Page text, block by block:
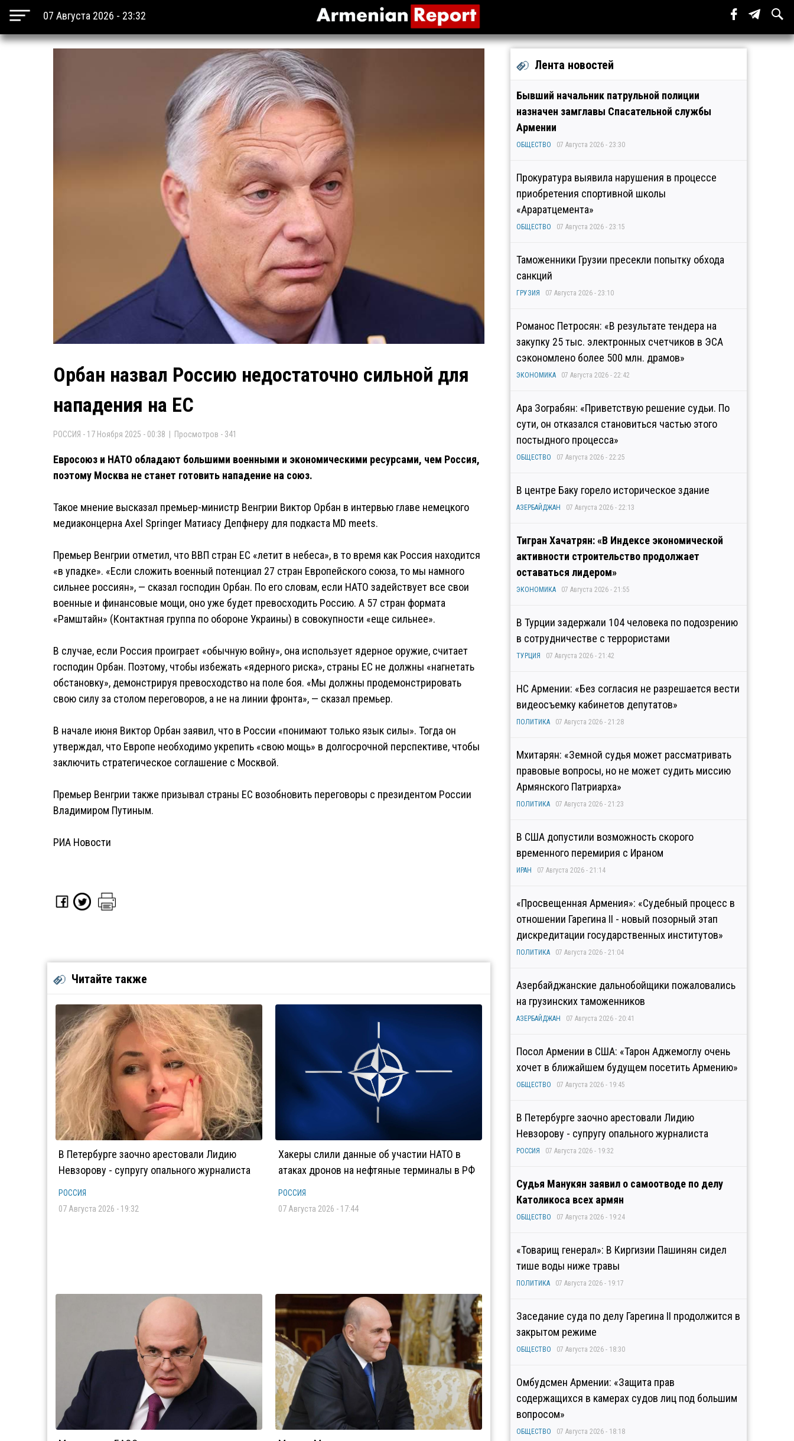
07 Августа 2026 - 23:32
Орбан назвал Россию недостаточно сильной для
нападения на ЕС
РОССИЯ - 17 Ноября 2025 - 00:38 | Просмотров - 341
Евросоюз и НАТО обладают большими военными и экономическими ресурсами, чем Россия,
поэтому Москва не станет готовить нападение на союз.
Такое мнение высказал премьер-министр Венгрии Виктор Орбан в интервью главе немецкого
медиаконцерна Axel Springer Матиасу Депфнеру для подкаста MD meets.
Премьер Венгрии отметил, что ВВП стран ЕС «летит в небеса», в то время как Россия находится
«в упадке». «Если сложить военный потенциал 27 стран Европейского союза, то мы намного
сильнее россиян», — сказал господин Орбан. По его словам, если НАТО задействует все свои
военные и финансовые мощи, оно уже будет превосходить Россию. А 57 стран формата
«Рамштайн» (Контактная группа по обороне Украины) в совокупности «еще сильнее».
В случае, если Россия проиграет «обычную войну», она использует ядерное оружие, считает
господин Орбан. Поэтому, чтобы избежать «ядерного риска», страны ЕС не должны «нагнетать
обстановку», демонстрируя превосходство на поле боя. «Мы должны продемонстрировать
свою силу за столом переговоров, а не на линии фронта», — сказал премьер.
В начале июня Виктор Орбан заявил, что в России «понимают только язык силы». Тогда он
утверждал, что Европе необходимо укрепить «свою мощь» в долгосрочной перспективе, чтобы
заключить стратегическое соглашение с Москвой.
Премьер Венгрии также призывал страны ЕС возобновить переговоры с президентом России
Владимиром Путиным.
РИА Новости
Читайте также
В Петербурге заочно арестовали Лидию
Невзорову - супругу опального журналиста
РОССИЯ
07 Августа 2026 - 19:32
Хакеры слили данные об участии НАТО в
атаках дронов на нефтяные терминалы в РФ
РОССИЯ
07 Августа 2026 - 17:44
Лента новостей
Бывший начальник патрульной полиции
назначен замглавы Спасательной службы
Армении
ОБЩЕСТВО 07 Августа 2026 - 23:30
Прокуратура выявила нарушения в процессе
приобретения спортивной школы
«Араратцемента»
ОБЩЕСТВО 07 Августа 2026 - 23:15
Таможенники Грузии пресекли попытку обхода
санкций
ГРУЗИЯ 07 Августа 2026 - 23:10
Романос Петросян: «В результате тендера на
закупку 25 тыс. электронных счетчиков в ЭСА
сэкономлено более 500 млн. драмов»
ЭКОНОМИКА 07 Августа 2026 - 22:42
Ара Зограбян: «Приветствую решение судьи. По
сути, он отказался становиться частью этого
постыдного процесса»
ОБЩЕСТВО 07 Августа 2026 - 22:25
В центре Баку горело историческое здание
АЗЕРБАЙДЖАН 07 Августа 2026 - 22:13
Тигран Хачатрян: «В Индексе экономической
активности строительство продолжает
оставаться лидером»
ЭКОНОМИКА 07 Августа 2026 - 21:55
В Турции задержали 104 человека по подозрению
в сотрудничестве с террористами
ТУРЦИЯ 07 Августа 2026 - 21:42
НС Армении: «Без согласия не разрешается вести
видеосъемку кабинетов депутатов»
ПОЛИТИКА 07 Августа 2026 - 21:28
Мхитарян: «Земной судья может рассматривать
правовые вопросы, но не может судить миссию
Армянского Патриарха»
ПОЛИТИКА 07 Августа 2026 - 21:23
В США допустили возможность скорого
временного перемирия с Ираном
ИРАН 07 Августа 2026 - 21:14
«Просвещенная Армения»: «Судебный процесс в
отношении Гарегина II - новый позорный этап
дискредитации государственных институтов»
ПОЛИТИКА 07 Августа 2026 - 21:04
Азербайджанские дальнобойщики пожаловались
на грузинских таможенников
АЗЕРБАЙДЖАН 07 Августа 2026 - 20:41
Посол Армении в США: «Тарон Аджемоглу очень
хочет в ближайшем будущем посетить Армению»
ОБЩЕСТВО 07 Августа 2026 - 19:45
В Петербурге заочно арестовали Лидию
Невзорову - супругу опального журналиста
РОССИЯ 07 Августа 2026 - 19:32
Судья Манукян заявил о самоотводе по делу
Католикоса всех армян
ОБЩЕСТВО 07 Августа 2026 - 19:24
«Товарищ генерал»: В Киргизии Пашинян сидел
тише воды ниже травы
ПОЛИТИКА 07 Августа 2026 - 19:17
Заседание суда по делу Гарегина II продолжится в
закрытом режиме
ОБЩЕСТВО 07 Августа 2026 - 18:30
Омбудсмен Армении: «Защита прав
содержащихся в камерах судов лиц под большим
вопросом»
ОБЩЕСТВО 07 Августа 2026 - 18:18